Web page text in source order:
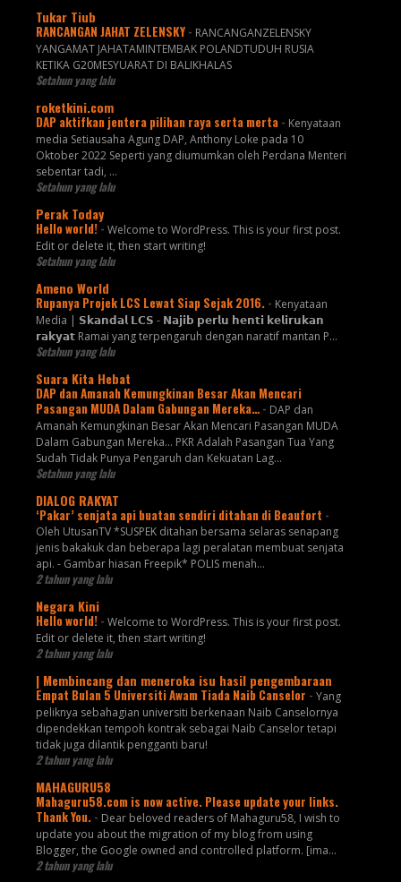
Tukar Tiub
RANCANGAN JAHAT ZELENSKY - RANCANGANZELENSKY
YANGAMAT JAHATAMINTEMBAK POLANDTUDUH RUSIA
KETIKA G20MESYUARAT DI BALIKHALAS
Setahun yang lalu
roketkini.com
DAP aktifkan jentera pilihan raya serta merta - Kenyataan
media Setiausaha Agung DAP, Anthony Loke pada 10
Oktober 2022 Seperti yang diumumkan oleh Perdana Menteri
sebentar tadi, …
Setahun yang lalu
Perak Today
Hello world! - Welcome to WordPress. This is your first post.
Edit or delete it, then start writing!
Setahun yang lalu
Ameno World
Rupanya Projek LCS Lewat Siap Sejak 2016. - Kenyataan
Media | 𝗦𝗸𝗮𝗻𝗱𝗮𝗹 𝗟𝗖𝗦 - 𝗡𝗮𝗷𝗶𝗯 𝗽𝗲𝗿𝗹𝘂 𝗵𝗲𝗻𝘁𝗶 𝗸𝗲𝗹𝗶𝗿𝘂𝗸𝗮𝗻
𝗿𝗮𝗸𝘆𝗮𝘁 Ramai yang terpengaruh dengan naratif mantan P...
Setahun yang lalu
Suara Kita Hebat
DAP dan Amanah Kemungkinan Besar Akan Mencari
Pasangan MUDA Dalam Gabungan Mereka… - DAP dan
Amanah Kemungkinan Besar Akan Mencari Pasangan MUDA
Dalam Gabungan Mereka… PKR Adalah Pasangan Tua Yang
Sudah Tidak Punya Pengaruh dan Kekuatan Lag...
Setahun yang lalu
DIALOG RAKYAT
‘Pakar’ senjata api buatan sendiri ditahan di Beaufort -
Oleh UtusanTV *SUSPEK ditahan bersama selaras senapang
jenis bakakuk dan beberapa lagi peralatan membuat senjata
api. - Gambar hiasan Freepik* POLIS menah...
2 tahun yang lalu
Negara Kini
Hello world! - Welcome to WordPress. This is your first post.
Edit or delete it, then start writing!
2 tahun yang lalu
| Membincang dan meneroka isu hasil pengembaraan
Empat Bulan 5 Universiti Awam Tiada Naib Canselor - Yang
peliknya sebahagian universiti berkenaan Naib Canselornya
dipendekkan tempoh kontrak sebagai Naib Canselor tetapi
tidak juga dilantik pengganti baru!
2 tahun yang lalu
MAHAGURU58
Mahaguru58.com is now active. Please update your links.
Thank You. - Dear beloved readers of Mahaguru58, I wish to
update you about the migration of my blog from using
Blogger, the Google owned and controlled platform. [ima...
2 tahun yang lalu